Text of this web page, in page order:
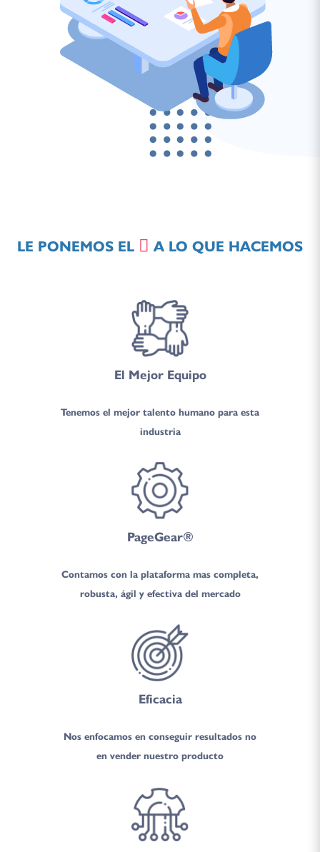
LE PONEMOS EL A LO QUE HACEMOS
El Mejor Equipo
Tenemos el mejor talento humano para esta
industria
PageGear®
Contamos con la plataforma mas completa,
robusta, ágil y efectiva del mercado
Eficacia
Nos enfocamos en conseguir resultados no
en vender nuestro producto